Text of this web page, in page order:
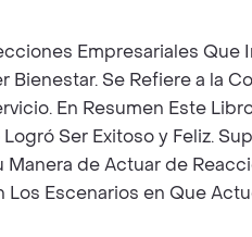
Empresariales Que
Se Refiere a la
En Resumen Este
Ser Exitoso y Feliz.
de Actuar de
Escenarios en Que